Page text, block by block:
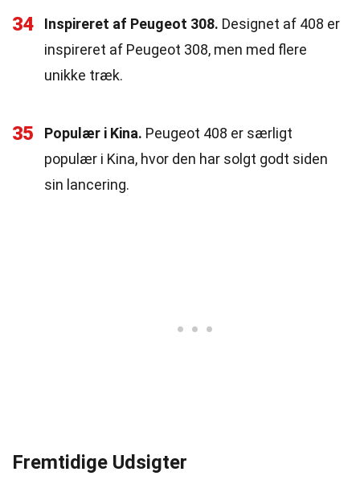
34 Inspireret af Peugeot 308. Designet af 408 er
inspireret af Peugeot 308, men med flere
unikke træk.
35 Populær i Kina. Peugeot 408 er særligt
populær i Kina, hvor den har solgt godt siden
sin lancering.
Fremtidige Udsigter